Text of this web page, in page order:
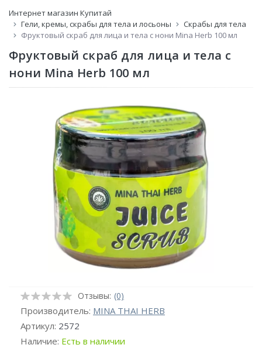
Интернет магазин Купитай
Гели, кремы, скрабы для тела и лосьоны
Скрабы для тела
Фруктовый скраб для лица и тела с нони Mina Herb 100 мл
Фруктовый скраб для лица и тела с
нони Mina Herb 100 мл
Отзывы: (0)
Производитель: MINA THAI HERB
Артикул: 2572
Наличие: Есть в наличии